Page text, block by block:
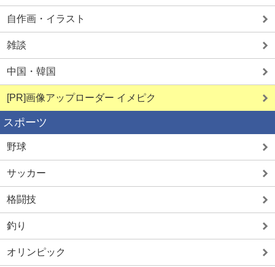
自作画・イラスト
雑談
中国・韓国
[PR]画像アップローダー イメピク
スポーツ
野球
サッカー
格闘技
釣り
オリンピック